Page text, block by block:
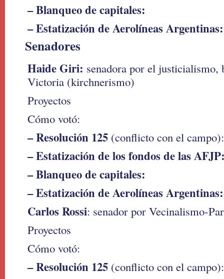
– Blanqueo de capitales:
– Estatización de Aerolíneas Argentinas:
Senadores
Haide Giri: senadora por el justicialismo,
Victoria (kirchnerismo)
Proyectos
Cómo votó:
– Resolución 125 (conflicto con el
– Estatización de los fondos de las
– Blanqueo de capitales:
– Estatización de Aerolíneas Argentinas:
Carlos Rossi: senador por Vecinalismo-
Proyectos
Cómo votó:
– Resolución 125 (conflicto con el